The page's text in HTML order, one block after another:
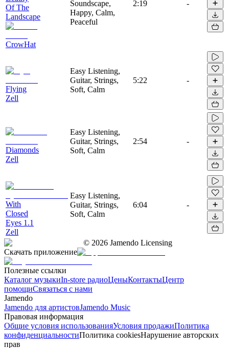
Of The
Landscape
CrowHat
Soundscape,
Happy, Calm,
Peaceful
2:19 -
Flying
Zell
Easy Listening,
Guitar, Strings,
Soft, Calm
5:22 -
Diamonds
Zell
Easy Listening,
Guitar, Strings,
Soft, Calm
2:54 -
With
Closed
Eyes 1.1
Zell
Easy Listening,
Guitar, Strings,
Soft, Calm
6:04 -
© 2026 Jamendo Licensing
Скачать приложение
Полезные ссылки
Каталог музыкиIn-store радиоЦеныКонтактыЦентр
помощиСвязаться с нами
Jamendo
Jamendo для артистовJamendo Music
Правовая информация
Общие условия использованияУсловия продажиПолитика
конфиденциальностиПолитика cookiesНарушение авторских
прав